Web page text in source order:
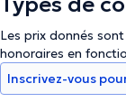
le kinésithérapeute
Les prix donnés
honoraires en
Inscrivez-vous